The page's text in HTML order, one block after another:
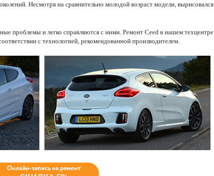
Несмотря на сравнительно молодой возраст модели, вырисовался
проблемы и легко справляются с ними. Ремонт Ceed в нашем техцентре
с технологией, рекомендованной производителем.